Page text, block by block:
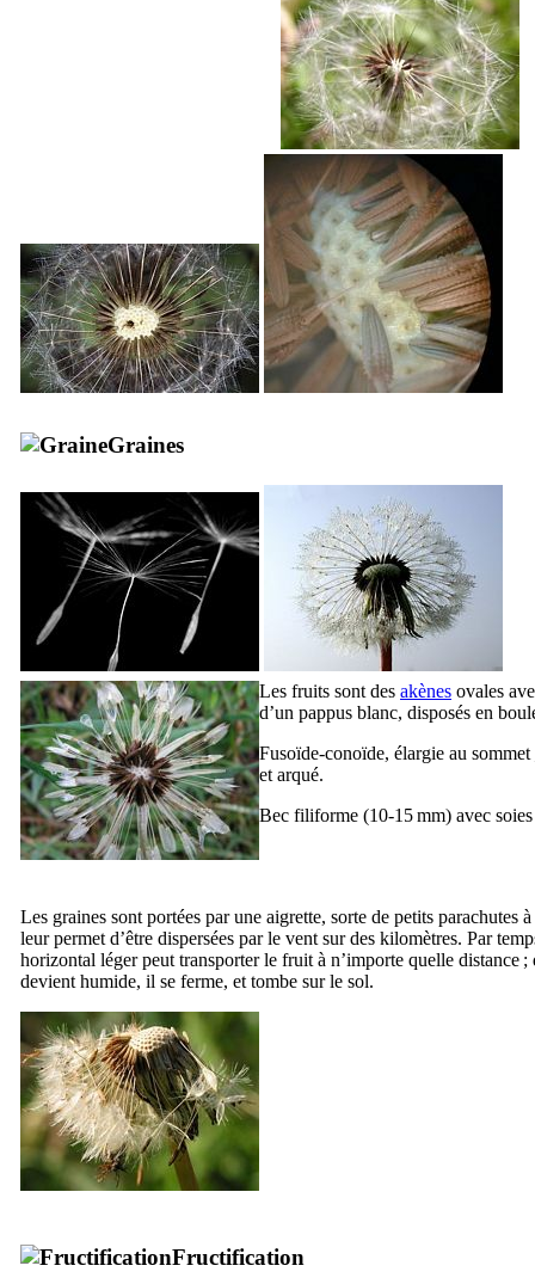
Graines
Les fruits sont des akènes ovales
d’un pappus blanc, disposés en
Fusoïde-conoïde, élargie au sommet
et arqué.
Bec filiforme (10-15 mm) avec soies
Les graines sont portées par une aigrette, sorte de petits parachutes
leur permet d’être dispersées par le vent sur des kilomètres. Par
horizontal léger peut transporter le fruit à n’importe quelle distance ;
devient humide, il se ferme, et tombe sur le sol.
Fructification